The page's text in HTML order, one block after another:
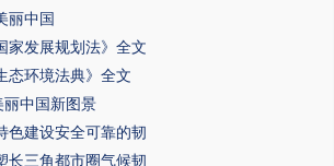
丽中国
家发展规划法》全文
态环境法典》全文
丽中国新图景
色建设安全可靠的韧
长三角都市圈气候韧